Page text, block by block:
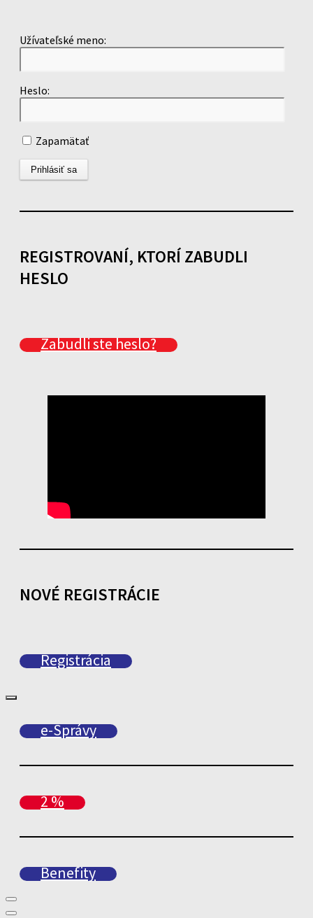
Užívateľské meno:
Heslo:
Zapamätať
REGISTROVANÍ, KTORÍ ZABUDLI
HESLO
Zabudli ste heslo?
NOVÉ REGISTRÁCIE
Registrácia
e-Správy
2 %
Benefity